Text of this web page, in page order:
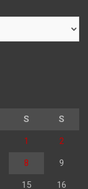
S S
1 2
8 9
15 16